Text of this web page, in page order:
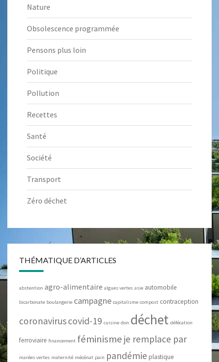
Nature
Obsolescence programmée
Pensons plus loin
Politique
Pollution
Recettes
Santé
Société
Transport
Zéro déchet
THÉMATIQUE D’ARTICLES
abstention agro-alimentaire algues vertes asie automobile
bicarbonate boulangerie campagne capitalisme compost contraception
coronaviruscovid-19 cuisine don déchet défécation
ferroviaire financement féminisme je remplace par
marées vertes maternité mécénat pain pandémie plastique